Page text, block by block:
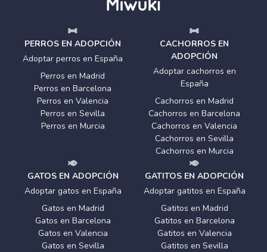
PERROS EN ADOPCIÓN
Adoptar perros en España
Perros en Madrid
Perros en Barcelona
Perros en Valencia
Perros en Sevilla
Perros en Murcia
CACHORROS EN
ADOPCIÓN
Adoptar cachorros en
España
Cachorros en Madrid
Cachorros en Barcelona
Cachorros en Valencia
Cachorros en Sevilla
Cachorros en Murcia
GATOS EN ADOPCIÓN
Adoptar gatos en España
Gatos en Madrid
Gatos en Barcelona
Gatos en Valencia
Gatos en Sevilla
GATITOS EN ADOPCIÓN
Adoptar gatitos en España
Gatitos en Madrid
Gatitos en Barcelona
Gatitos en Valencia
Gatitos en Sevilla